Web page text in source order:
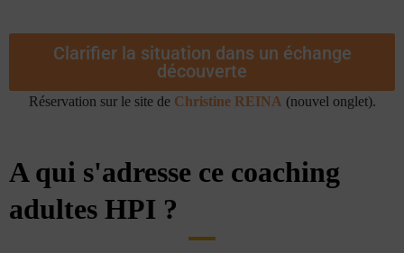
Clarifier la situation dans un échange
découverte
Réservation sur le site de Christine REINA (nouvel onglet).
A qui s'adresse ce coaching
adultes HPI ?